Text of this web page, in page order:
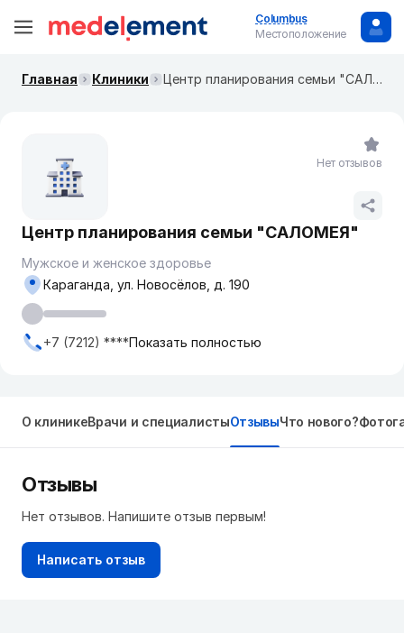
Columbus
Местоположение
Главная Клиники Центр планирования семьи "САЛОМЕЯ"
Центр планирования семьи "САЛОМЕЯ"
Мужское и женское здоровье
Караганда, ул. Новосёлов, д. 190
+7 (7212) ****Показать полностью
Нет отзывов
О клиникеВрачи и специалистыОтзывыЧто нового?
Отзывы
Нет отзывов. Напишите отзыв первым!
Написать отзыв